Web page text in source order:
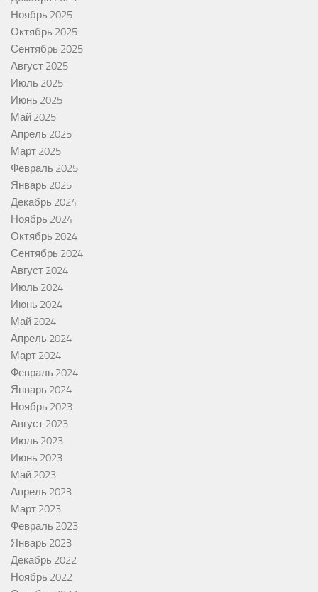
Ноябрь 2025
Октябрь 2025
Сентябрь 2025
Август 2025
Июль 2025
Июнь 2025
Май 2025
Апрель 2025
Март 2025
Февраль 2025
Январь 2025
Декабрь 2024
Ноябрь 2024
Октябрь 2024
Сентябрь 2024
Август 2024
Июль 2024
Июнь 2024
Май 2024
Апрель 2024
Март 2024
Февраль 2024
Январь 2024
Ноябрь 2023
Август 2023
Июль 2023
Июнь 2023
Май 2023
Апрель 2023
Март 2023
Февраль 2023
Январь 2023
Декабрь 2022
Ноябрь 2022